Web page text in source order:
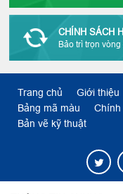
CHÍNH SÁCH
Bảo trì trọn
Trang chủ Giới thiệu
Bảng mã màu
Chính
Bản vẽ kỹ thuật